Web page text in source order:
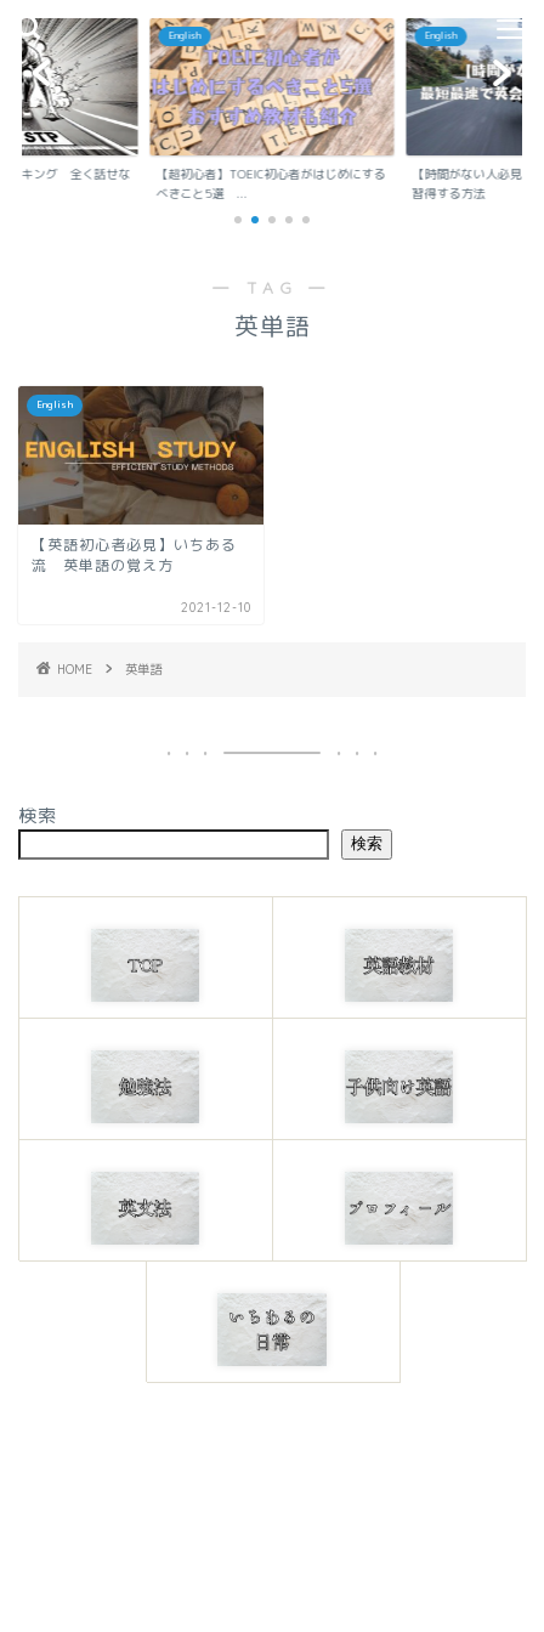
います。 朝活で得たものは、行政書士資格取得と某大学法
学部通教卒業、TOEIC825など。 今は外資系のメーカ勤務
（英語も使います）。 英語勉強が趣味で、英語についてい
ろいろと発信しています。 「中年からでも英会話は話せ
る！」をコンセプトに取り組んでいます。 「X」もやってい
ますので、英語の勉強に興味ある方はフォローお願いしま
す。
「X」アカウントはこちら
ンキング 全く話せな
English
【超初心者】TOEIC初心者がはじめにする
べきこと5選 ...
English
【時間がない人必見】
習得する方法
― TAG ―
英単語
English
【英語初心者必見】いちある
流 英単語の覚え方
2021-12-10
HOME 英単語
検索
検索